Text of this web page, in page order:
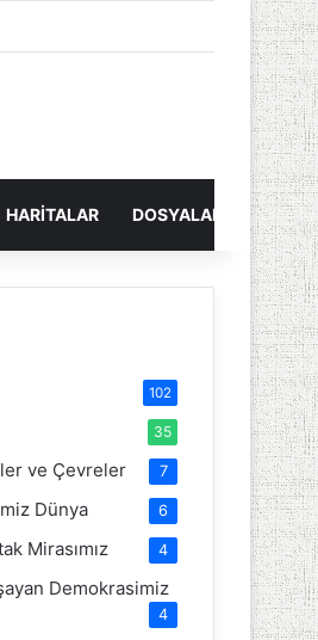
HARITALAR DOSYALAR
102
35
ve Çevreler 7
Dünya 6
Mirasımız 4
Demokrasimiz
4